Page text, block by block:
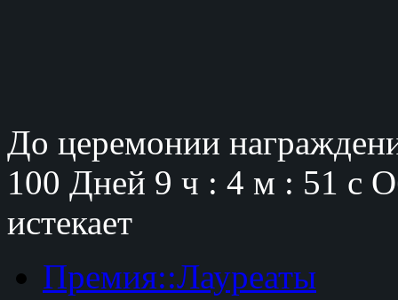
До церемонии
100 Дней 9 ч : 4 м : 50 с
истекает
Премия::Лауреаты